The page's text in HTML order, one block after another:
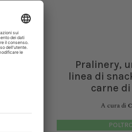
due
kg
si
tipici
caso
per
Pralinery,
linea di
carne
A cura di